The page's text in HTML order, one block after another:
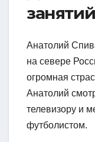
Анатолий
на севере
огромная
Анатолий
телевизору и
футболистом.